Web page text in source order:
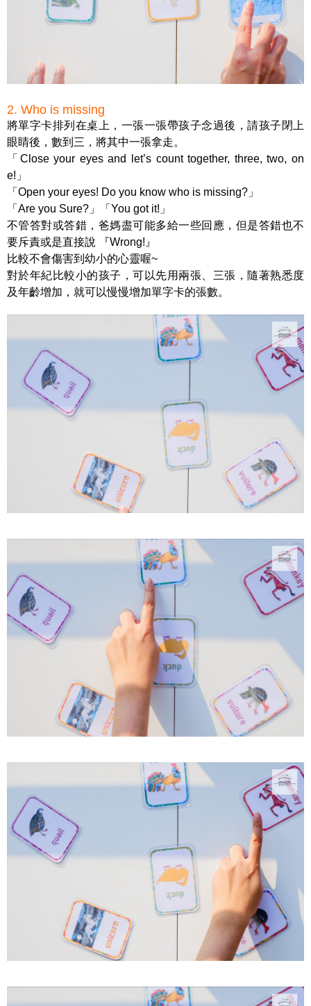
2. Who is missing
將單字卡排列在桌上，一張一張帶孩子念過後，請孩子閉上
眼睛後，數到三，將其中一張拿走。
「Close your eyes and let’s count together, three, two, on
e!」
「Open your eyes! Do you know who is missing?」
「Are you Sure?」「You got it!」
不管答對或答錯，爸媽盡可能多給一些回應，但是答錯也不
要斥責或是直接說 『Wrong!』
比較不會傷害到幼小的心靈喔~
對於年紀比較小的孩子，可以先用兩張、三張，隨著熟悉度
及年齡增加，就可以慢慢增加單字卡的張數。